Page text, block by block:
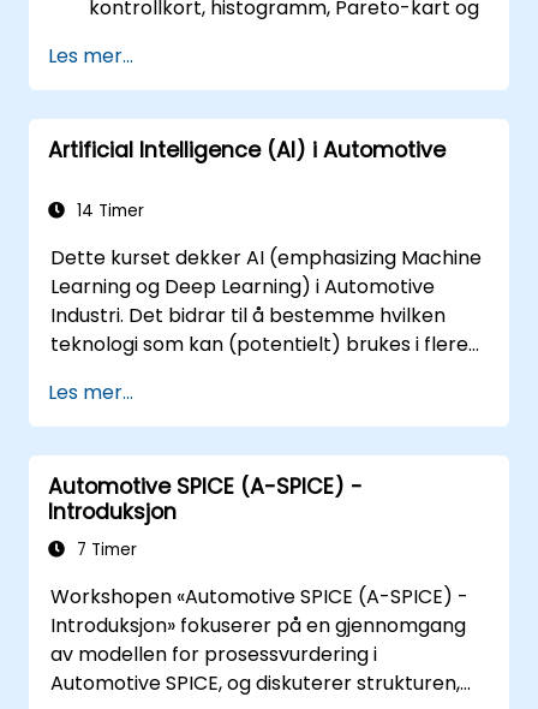
kontrollkort, histogramm, Pareto-kart og
prosessytelse.
Opprette og tolke ulike typer kontrollkort
for variabel og egenskapsdata for å
oppdage og analysere
Beregne og tolke
Les mer...
Artificial Intelligence (AI) i Automotive
14 Timer
Dette kurset dekker AI (emphasizing Machine
Learning og Deep Learning) i Automotive
Industri. Det bidrar til å bestemme hvilken
teknologi som kan (potentielt) brukes i flere
bildeoppdagelse til selvstendig
beslutningstaking.
Les mer...
Automotive SPICE (A-SPICE) -
Introduksjon
7 Timer
Workshopen «Automotive SPICE (A-SPICE) -
Introduksjon» fokuserer på en gjennomgang
av modellen for prosessvurdering i
Automotive SPICE, og diskuterer strukturen,